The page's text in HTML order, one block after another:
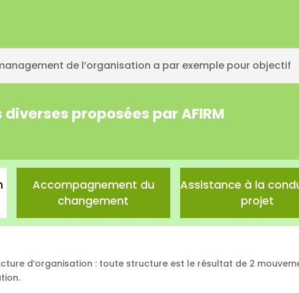
de l’organisation a par exemple pour objectif
proposées par AFIRM
Accompagnement du
changement
Assistance à la
projet
d’organisation : toute structure est le résultat de 2